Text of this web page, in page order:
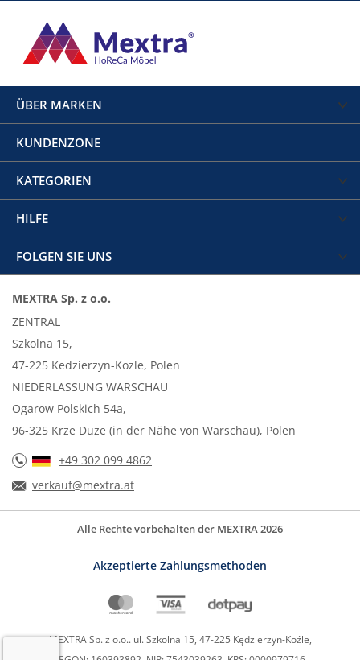
ÜBER MARKEN
KUNDENZONE
KATEGORIEN
HILFE
FOLGEN SIE UNS
MEXTRA Sp. z o.o.
ZENTRAL
Szkolna 15,
47-225 Kedzierzyn-Kozle, Polen
NIEDERLASSUNG WARSCHAU
Ogarow Polskich 54a,
96-325 Krze Duze (in der Nähe von Warschau), Polen
+49 302 099 4862
verkauf@mextra.at
Alle Rechte vorbehalten der MEXTRA 2026
Akzeptierte Zahlungsmethoden
MEXTRA Sp. z o.o.. ul. Szkolna 15, 47-225 Kędzierzyn-Koźle,